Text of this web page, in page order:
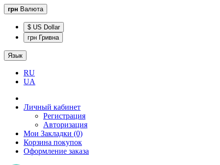
грн Валюта
$ US Dollar
грн Гривна
Язык
RU
UA
Личный кабинет
Регистрация
Авторизация
Мои Закладки (0)
Корзина покупок
Оформление заказа